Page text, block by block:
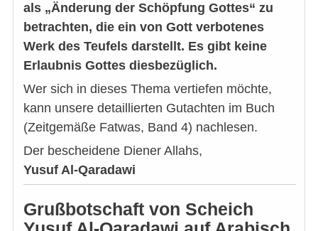
als „Änderung der Schöpfung Gottes“ zu
betrachten, die ein von Gott verbotenes
Werk des Teufels darstellt. Es gibt keine
Erlaubnis Gottes diesbezüglich.
Wer sich in dieses Thema vertiefen möchte,
kann unsere detaillierten Gutachten im Buch
(Zeitgemäße Fatwas, Band 4) nachlesen.
Der bescheidene Diener Allahs,
Yusuf Al-Qaradawi
Grußbotschaft von Scheich